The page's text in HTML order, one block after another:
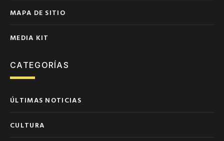
MAPA DE SITIO
MEDIA KIT
CATEGORÍAS
ÚLTIMAS NOTICIAS
CULTURA